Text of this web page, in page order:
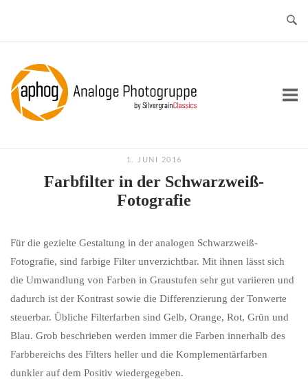
Home
1. JUNI 2016
Farbfilter in der Schwarzweiß-
Fotografie
Für die gezielte Gestaltung in der analogen Schwarzweiß-
Fotografie, sind farbige Filter unverzichtbar. Mit ihnen lässt sich
die Umwandlung von Farben in Graustufen sehr gut variieren und
dadurch ist der Kontrast sowie die Differenzierung der Tonwerte
steuerbar. Übliche Filterfarben sind Gelb, Orange, Rot, Grün und
Blau. Grob beschrieben werden immer die Farben innerhalb des
Farbbereichs des Filters heller und die Komplementärfarben
dunkler auf dem Positiv wiedergegeben.